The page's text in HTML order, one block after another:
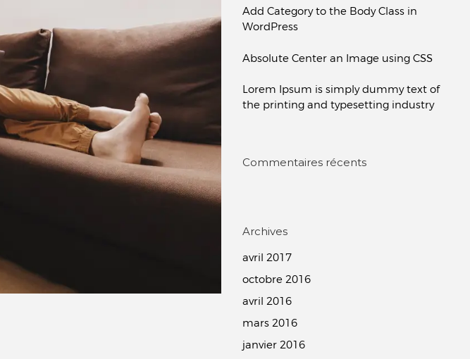
Add Category to the Body Class in
WordPress
Absolute Center an Image using CSS
Lorem Ipsum is simply dummy text of
the printing and typesetting industry
Commentaires récents
Archives
avril 2017
octobre 2016
avril 2016
mars 2016
janvier 2016